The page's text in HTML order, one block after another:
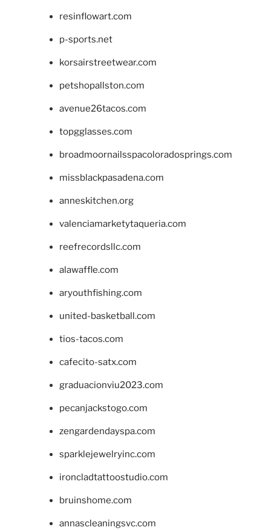
resinflowart.com
p-sports.net
korsairstreetwear.com
petshopallston.com
avenue26tacos.com
topgglasses.com
broadmoornailsspacoloradosprings.com
missblackpasadena.com
anneskitchen.org
valenciamarketytaqueria.com
reefrecordsllc.com
alawaffle.com
aryouthfishing.com
united-basketball.com
tios-tacos.com
cafecito-satx.com
graduacionviu2023.com
pecanjackstogo.com
zengardendayspa.com
sparklejewelryinc.com
ironcladtattoostudio.com
bruinshome.com
annascleaningsvc.com